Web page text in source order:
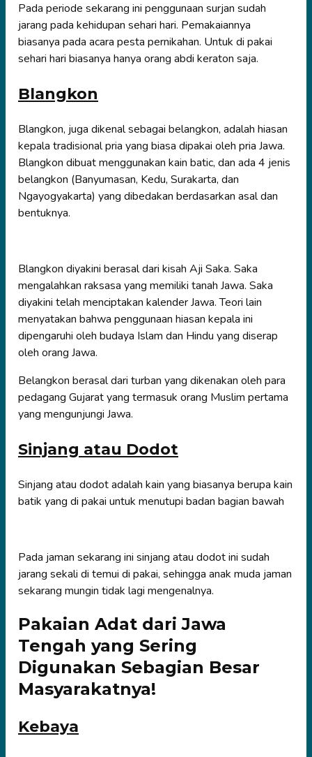
Pada periode sekarang ini penggunaan surjan sudah
jarang pada kehidupan sehari hari. Pemakaiannya
biasanya pada acara pesta pernikahan. Untuk di pakai
sehari hari biasanya hanya orang abdi keraton saja.
Blangkon
Blangkon, juga dikenal sebagai belangkon, adalah hiasan
kepala tradisional pria yang biasa dipakai oleh pria Jawa.
Blangkon dibuat menggunakan kain batic, dan ada 4 jenis
belangkon (Banyumasan, Kedu, Surakarta, dan
Ngayogyakarta) yang dibedakan berdasarkan asal dan
bentuknya.
Blangkon diyakini berasal dari kisah Aji Saka. Saka
mengalahkan raksasa yang memiliki tanah Jawa. Saka
diyakini telah menciptakan kalender Jawa. Teori lain
menyatakan bahwa penggunaan hiasan kepala ini
dipengaruhi oleh budaya Islam dan Hindu yang diserap
oleh orang Jawa.
Belangkon berasal dari turban yang dikenakan oleh para
pedagang Gujarat yang termasuk orang Muslim pertama
yang mengunjungi Jawa.
Sinjang atau Dodot
Sinjang atau dodot adalah kain yang biasanya berupa kain
batik yang di pakai untuk menutupi badan bagian bawah
Pada jaman sekarang ini sinjang atau dodot ini sudah
jarang sekali di temui di pakai, sehingga anak muda jaman
sekarang mungin tidak lagi mengenalnya.
Pakaian Adat dari Jawa
Tengah yang Sering
Digunakan Sebagian Besar
Masyarakatnya!
Kebaya